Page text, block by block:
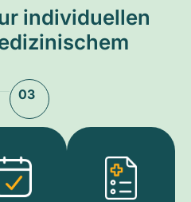
individuellen
03